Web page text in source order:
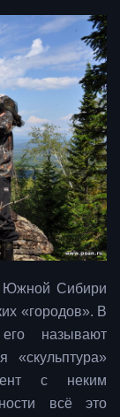
Южной Сибири
«городов». В
называют
«скульптура»
с неким
всё это